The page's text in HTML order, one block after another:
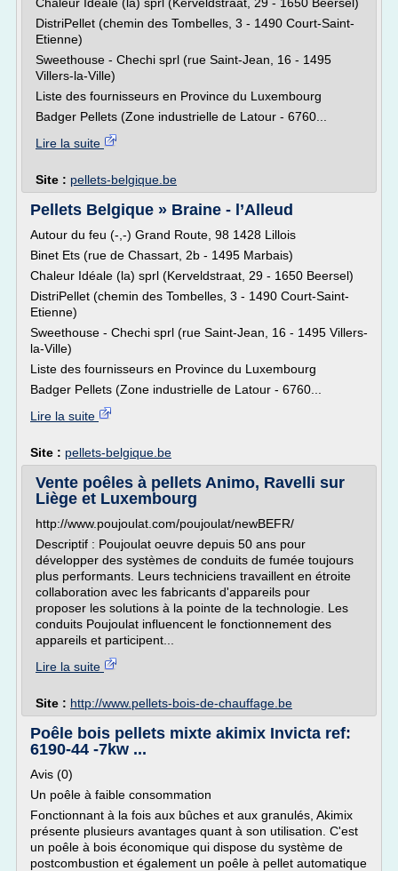
DistriPellet (chemin des Tombelles, 3 - 1490 Court-Saint-
Etienne)
Sweethouse - Chechi sprl (rue Saint-Jean, 16 - 1495
Villers-la-Ville)
Liste des fournisseurs en Province du Luxembourg
Badger Pellets (Zone industrielle de Latour - 6760...
Lire la suite
Site : pellets-belgique.be
Pellets Belgique » Braine - l’Alleud
Autour du feu (-,-) Grand Route, 98 1428 Lillois
Binet Ets (rue de Chassart, 2b - 1495 Marbais)
Chaleur Idéale (la) sprl (Kerveldstraat, 29 - 1650 Beersel)
DistriPellet (chemin des Tombelles, 3 - 1490 Court-Saint-
Etienne)
Sweethouse - Chechi sprl (rue Saint-Jean, 16 - 1495 Villers-
la-Ville)
Liste des fournisseurs en Province du Luxembourg
Badger Pellets (Zone industrielle de Latour - 6760...
Lire la suite
Site : pellets-belgique.be
Vente poêles à pellets Animo, Ravelli sur
Liège et Luxembourg
http://www.poujoulat.com/poujoulat/newBEFR/
Descriptif : Poujoulat oeuvre depuis 50 ans pour
développer des systèmes de conduits de fumée toujours
plus performants. Leurs techniciens travaillent en étroite
collaboration avec les fabricants d'appareils pour
proposer les solutions à la pointe de la technologie. Les
conduits Poujoulat influencent le fonctionnement des
appareils et participent...
Lire la suite
Site : http://www.pellets-bois-de-chauffage.be
Poêle bois pellets mixte akimix Invicta ref:
6190-44 -7kw ...
Avis (0)
Un poêle à faible consommation
Fonctionnant à la fois aux bûches et aux granulés, Akimix
présente plusieurs avantages quant à son utilisation. C'est
un poêle à bois économique qui dispose du système de
postcombustion et également un poêle à pellet automatique